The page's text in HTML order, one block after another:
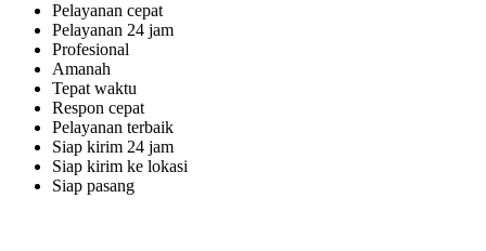
Pelayanan cepat
Pelayanan 24 jam
Profesional
Amanah
Tepat waktu
Respon cepat
Pelayanan terbaik
Siap kirim 24 jam
Siap kirim ke lokasi
Siap pasang